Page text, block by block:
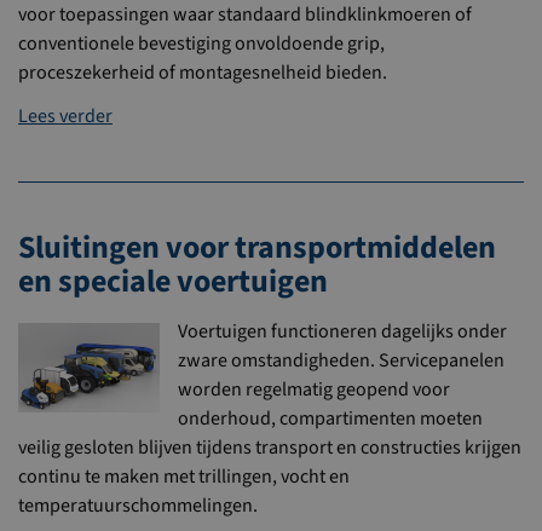
voor toepassingen waar standaard blindklinkmoeren of
conventionele bevestiging onvoldoende grip,
proceszekerheid of montagesnelheid bieden.
Lees verder
Sluitingen voor transportmiddelen
en speciale voertuigen
Voertuigen functioneren dagelijks onder
zware omstandigheden. Servicepanelen
worden regelmatig geopend voor
onderhoud, compartimenten moeten
veilig gesloten blijven tijdens transport en constructies krijgen
continu te maken met trillingen, vocht en
temperatuurschommelingen.